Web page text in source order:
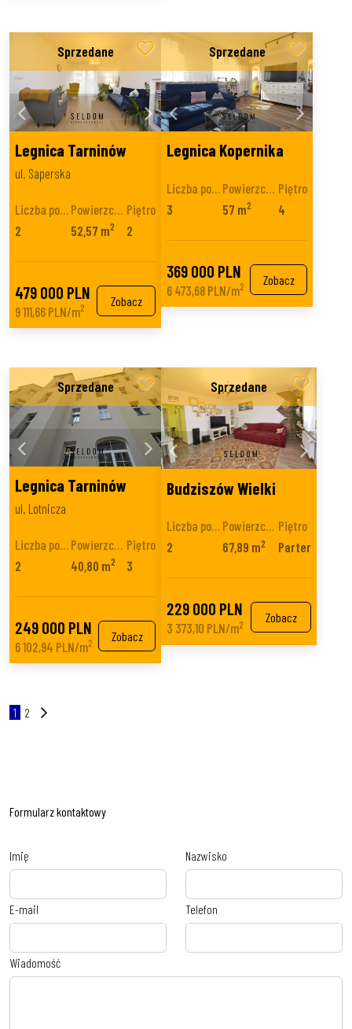
Legnica Tarninów
ul. Saperska
2
52,57 m2
Piętro
2
479 000 PLN
9 111,66 PLN/m2 Zobacz
Legnica Kopernika
3
57 m2
Piętro
4
369 000 PLN
6 473,68 PLN/m2 Zobacz
Legnica Tarninów
ul. Lotnicza
2
40,80 m2
Piętro
3
249 000 PLN
6 102,94 PLN/m2 Zobacz
Budziszów Wielki
Liczba pokoi
2
Powierzchnia
67,89 m2
Piętro
Parter
229 000 PLN
3 373,10 PLN/m2 Zobacz
1 2
Formularz kontaktowy
Imię Nazwisko
E-mail Telefon
Wiadomość